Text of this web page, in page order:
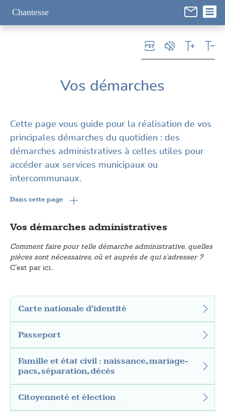
Chantesse
Vos démarches
Cette page vous guide pour la réalisation de vos
principales démarches du quotidien : des
démarches administratives à celles utiles pour
accéder aux services municipaux ou
intercommunaux.
Dans cette page
Vos démarches administratives
Comment faire pour telle démarche administrative, quelles
pièces sont nécessaires, où et auprès de qui s'adresser ?
C'est par ici...
Carte nationale d'identité
Passeport
Famille et état civil : naissance, mariage-
pacs, séparation, décès
Citoyenneté et élection